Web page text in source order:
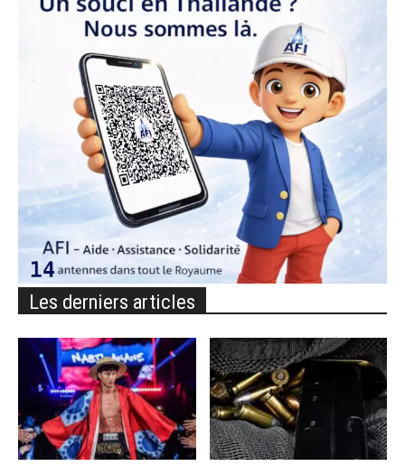
Les derniers articles